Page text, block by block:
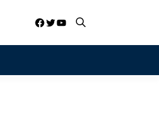
Facebook
Twitter
YouTube